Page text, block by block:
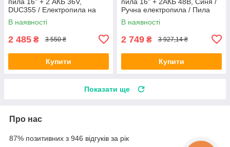
DUC355 / Електропила на
акумуляторі / Пила для
обрізання дерев
В наявності
2 485 ₴ 3 550 ₴
Купити
Ручна електропила / Пила
для обрізання дерев
В наявності
2 749 ₴ 3 927,14 ₴
Купити
Показати ще
Про нас
87% позитивних з 946 відгуків за рік